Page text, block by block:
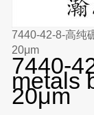
7440-42-8-高纯
20μm
7440-
metals
20μm